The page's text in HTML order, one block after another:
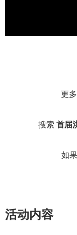
更
搜索 首届
如
活动内容